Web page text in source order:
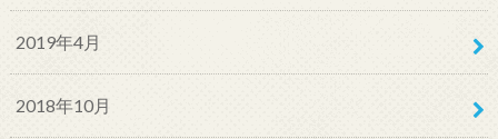
2019年4月
2018年10月